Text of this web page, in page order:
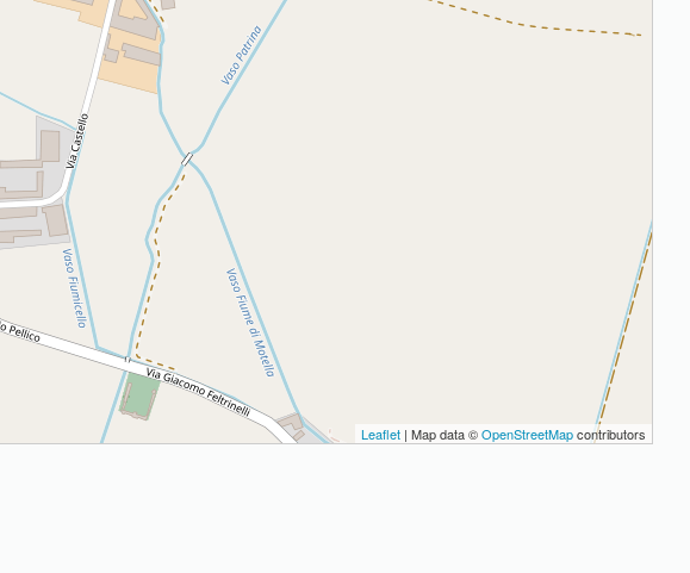
Leaflet | Map data ©OpenStreetMapcontributors